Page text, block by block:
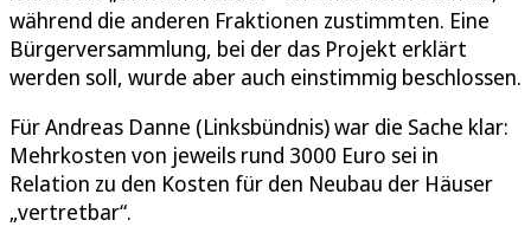
während die anderen Fraktionen zustimmten. Eine
Bürgerversammlung, bei der das Projekt erklärt
werden soll, wurde aber auch einstimmig beschlossen.
Für Andreas Danne (Linksbündnis) war die Sache klar:
Mehrkosten von jeweils rund 3000 Euro sei in
Relation zu den Kosten für den Neubau der Häuser
„vertretbar“.